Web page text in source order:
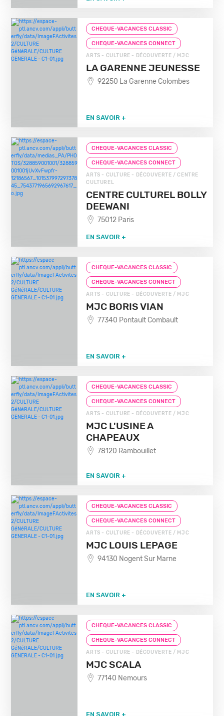
CHEQUE-VACANCES CLASSIC
CHEQUE-VACANCES CONNECT
ARTS - CULTURE - DÉCOUVERTE / MJC
LA GARENNE JEUNESSE
92250 La Garenne Colombes
EN SAVOIR +
CHEQUE-VACANCES CLASSIC
CHEQUE-VACANCES CONNECT
ARTS - CULTURE - DÉCOUVERTE / CENTRE
CULTUREL
CENTRE CULTUREL BOLLY
DEEWANI
75012 Paris
EN SAVOIR +
CHEQUE-VACANCES CLASSIC
CHEQUE-VACANCES CONNECT
ARTS - CULTURE - DÉCOUVERTE / MJC
MJC BORIS VIAN
77340 Pontault Combault
EN SAVOIR +
CHEQUE-VACANCES CLASSIC
CHEQUE-VACANCES CONNECT
ARTS - CULTURE - DÉCOUVERTE / MJC
MJC L'USINE A
CHAPEAUX
78120 Rambouillet
EN SAVOIR +
CHEQUE-VACANCES CLASSIC
CHEQUE-VACANCES CONNECT
ARTS - CULTURE - DÉCOUVERTE / MJC
MJC LOUIS LEPAGE
94130 Nogent Sur Marne
EN SAVOIR +
CHEQUE-VACANCES CLASSIC
CHEQUE-VACANCES CONNECT
ARTS - CULTURE - DÉCOUVERTE / MJC
MJC SCALA
77140 Nemours
EN SAVOIR +